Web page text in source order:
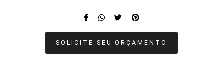
SOLICITE SEU ORÇAMENTO